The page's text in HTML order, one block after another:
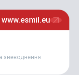
www.esmil.eu
зневоднення